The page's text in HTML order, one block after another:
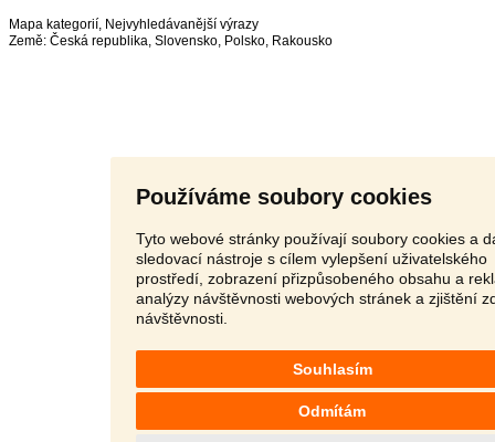
Používáme soubory cookies
Tyto webové stránky používají soubory cookies a
sledovací nástroje s cílem vylepšení uživatelského
prostředí, zobrazení přizpůsobeného obsahu a
analýzy návštěvnosti webových stránek a zjištění
návštěvnosti.
Souhlasím
Odmítám
Mapa kategorií, Nejvyhledávanější výrazy
Země: Česká republika, Slovensko, Polsko, Rakousko